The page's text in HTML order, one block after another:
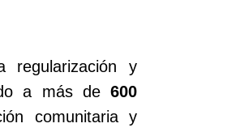
regularización y
a más de 600
comunitaria y